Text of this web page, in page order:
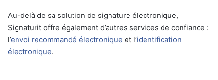
Au-delà de sa solution de signature électronique,
Signaturit offre également d’autres services de confiance :
l’envoi recommandé électronique et l’identification
électronique.